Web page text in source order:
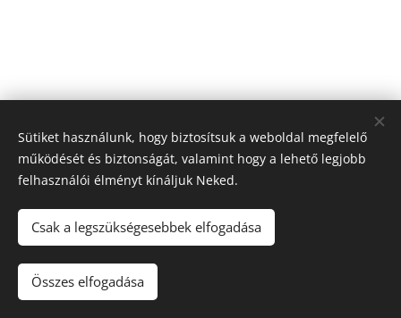
Come Around Swing Family | Minden jog fenntartva.
Tánc és Rekreációs Egyesület
Sütiket használunk, hogy biztosítsuk a weboldal megfelelő
működését és biztonságát, valamint hogy a lehető legjobb
felhasználói élményt kínáljuk Neked.
Csak a legszükségesebbek elfogadása
Összes elfogadása